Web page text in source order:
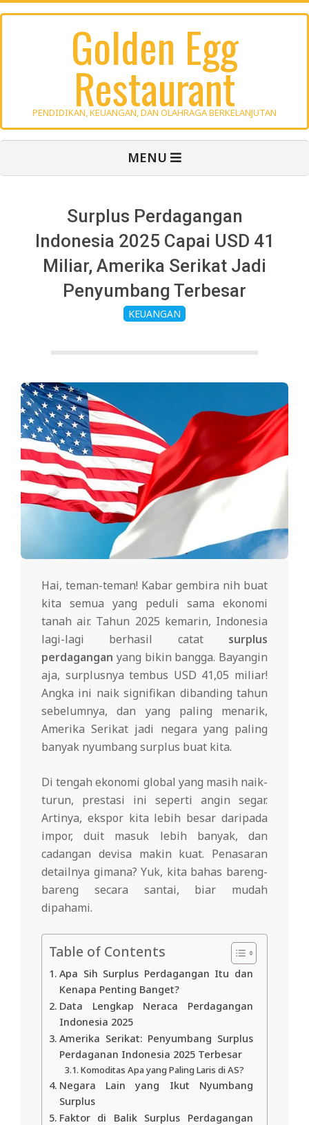
Skip
Golden Egg
Restaurant
PENDIDIKAN, KEUANGAN, DAN OLAHRAGA BERKELANJUTAN
MENU
Surplus Perdagangan
Indonesia 2025 Capai USD 41
Miliar, Amerika Serikat Jadi
Penyumbang Terbesar
KEUANGAN
Hai, teman-teman! Kabar gembira nih buat
kita semua yang peduli sama ekonomi
tanah air. Tahun 2025 kemarin, Indonesia
lagi-lagi berhasil catat surplus
perdagangan yang bikin bangga. Bayangin
aja, surplusnya tembus USD 41,05 miliar!
Angka ini naik signifikan dibanding tahun
sebelumnya, dan yang paling menarik,
Amerika Serikat jadi negara yang paling
banyak nyumbang surplus buat kita.
Di tengah ekonomi global yang masih naik-
turun, prestasi ini seperti angin segar.
Artinya, ekspor kita lebih besar daripada
impor, duit masuk lebih banyak, dan
cadangan devisa makin kuat. Penasaran
detailnya gimana? Yuk, kita bahas bareng-
bareng secara santai, biar mudah
dipahami.
Table of Contents
Apa Sih Surplus Perdagangan Itu dan
Kenapa Penting Banget?
Data Lengkap Neraca Perdagangan
Indonesia 2025
Amerika Serikat: Penyumbang Surplus
Perdaganan Indonesia 2025 Terbesar
Komoditas Apa yang Paling Laris di AS?
Negara Lain yang Ikut Nyumbang
Surplus
Faktor di Balik Surplus Perdagangan